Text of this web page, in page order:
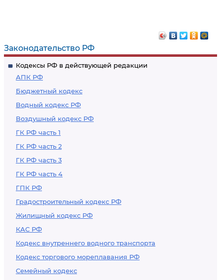
Законодательство РФ
Кодексы РФ в действующей редакции
АПК РФ
Бюджетный кодекс
Водный кодекс РФ
Воздушный кодекс РФ
ГК РФ часть 1
ГК РФ часть 2
ГК РФ часть 3
ГК РФ часть 4
ГПК РФ
Градостроительный кодекс РФ
Жилищный кодекс РФ
КАС РФ
Кодекс внутреннего водного транспорта
Кодекс торгового мореплавания РФ
Семейный кодекс